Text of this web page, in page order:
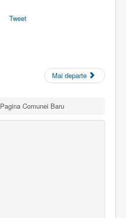
Tweet
Mai departe
Pagina Comunei Baru